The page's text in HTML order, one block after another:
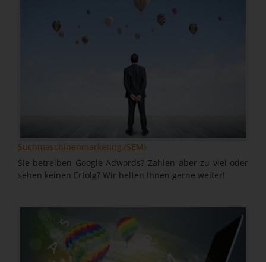
Suchmaschinenmarketing (SEM)
Sie betreiben Google Adwords? Zahlen aber zu viel oder
sehen keinen Erfolg? Wir helfen Ihnen gerne weiter!